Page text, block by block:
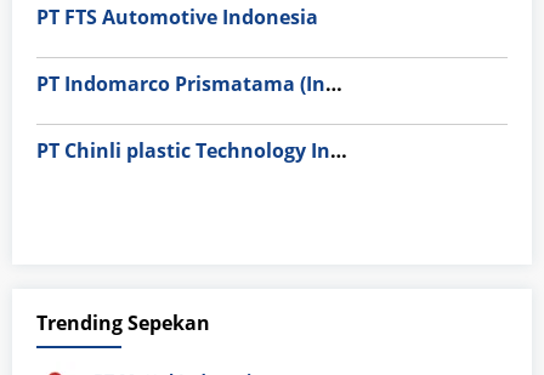
PT FTS Automotive Indonesia
PT Indomarco Prismatama (Indomaret Group)
PT Chinli plastic Technology Indonesia
Trending Sepekan